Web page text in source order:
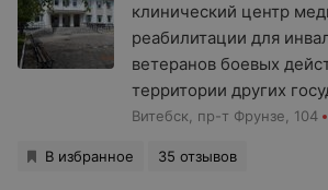
клинический центр
реабилитации для
ветеранов боевых
территории других
Витебск, пр-т Фрунзе, 104
В избранное 35 отзывов